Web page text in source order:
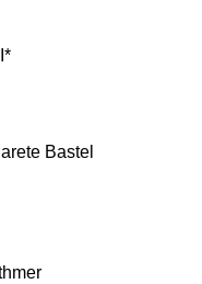
Bastel